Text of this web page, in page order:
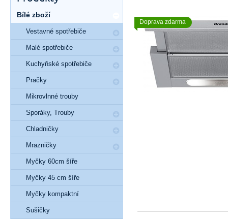
Doprava zdarma
Bílé zboží
Vestavné spotřebiče
Malé spotřebiče
Kuchyňské spotřebiče
Pračky
Mikrovlnné trouby
Sporáky, Trouby
Chladničky
Mrazničky
Myčky 60cm šíře
Myčky 45 cm šíře
Myčky kompaktní
Sušičky